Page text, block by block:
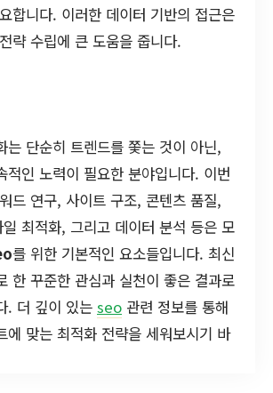
합니다. 이러한 데이터 기반의 접근은
전략 수립에 큰 도움을 줍니다.
는 단순히 트렌드를 쫓는 것이 아닌,
적인 노력이 필요한 분야입니다. 이번
드 연구, 사이트 구조, 콘텐츠 품질,
최적화, 그리고 데이터 분석 등은 모
를 위한 기본적인 요소들입니다. 최신
한 꾸준한 관심과 실천이 좋은 결과로
. 더 깊이 있는 seo 관련 정보를 통해
에 맞는 최적화 전략을 세워보시기 바